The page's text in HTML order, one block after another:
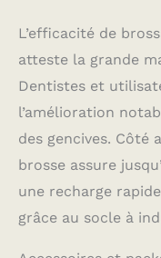
L’efficacité de
atteste la grande
Dentistes et
l’amélioration
des gencives. Côté
brosse assure
une recharge
grâce au socle à